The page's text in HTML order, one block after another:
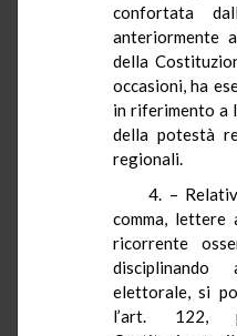
confortata
anteriormente
della
occasioni, ha
in riferimento a
della potestà
regionali.
4. –
comma,
ricorrente
elettorale, si
l’art. 122,